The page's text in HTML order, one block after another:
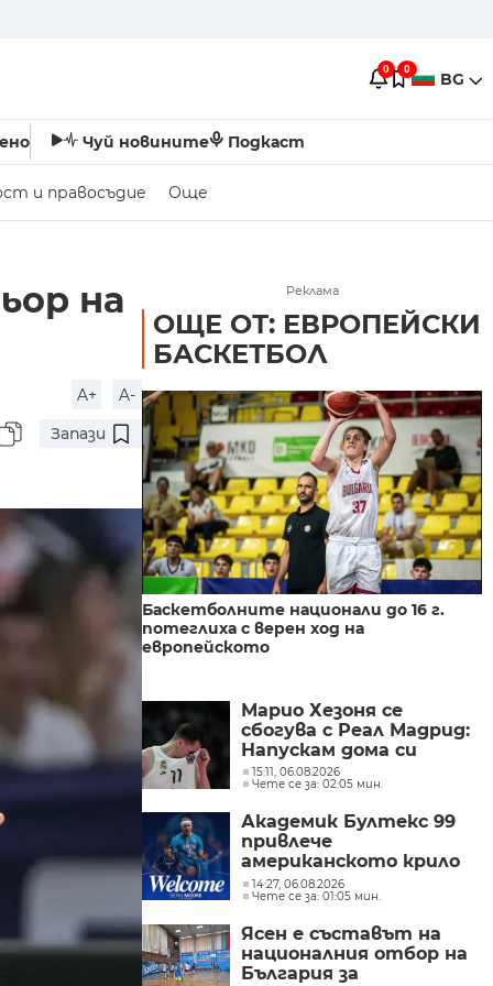
0 0 BG
Чуй новините Подкаст
и правосъдие Още
на
A+
A-
Запази
Реклама
ОЩЕ ОТ: ЕВРОПЕЙСКИ
БАСКЕТБОЛ
Баскетболните национали до 16 г.
потеглиха с верен ход на
европейското
Марио Хезоня се
сбогува с Реал Мадрид:
Напускам дома си
15:11, 06.08.2026
Чете се за: 02:05 мин.
Академик Бултекс 99
привлече
американското крило
Шон Мур
14:27, 06.08.2026
Чете се за: 01:05 мин.
Ясен е съставът на
националния отбор на
България за